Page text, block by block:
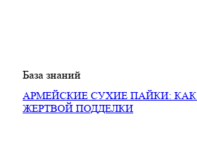
База знаний
АРМЕЙСКИЕ СУХИЕ ПАЙКИ: КАК
ЖЕРТВОЙ ПОДДЕЛКИ